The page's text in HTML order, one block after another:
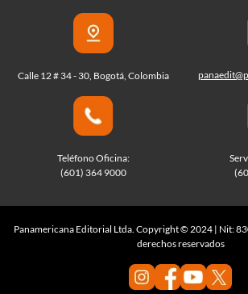
Calle 12 # 34 - 30, Bogotá, Colombia
Teléfono Oficina:
(601) 364 9000
Panamericana Editorial Ltda. Copyright © 2024 | Nit:
derechos reservados